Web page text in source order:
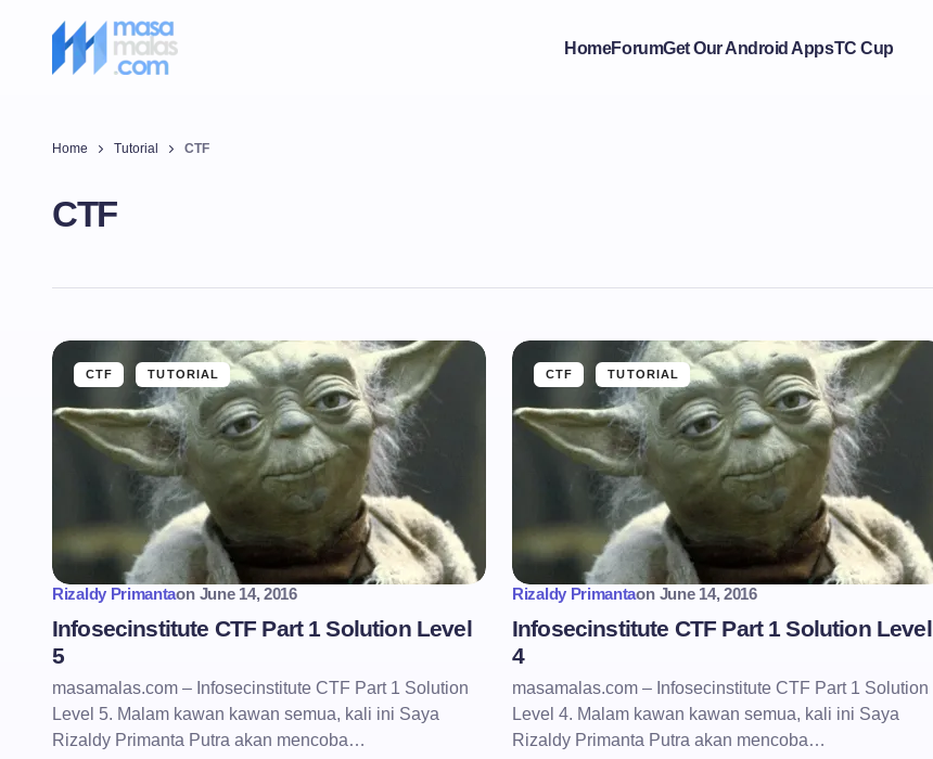
HomeForumGet Our Android AppsTC Cup
Home Tutorial CTF
CTF
CTF TUTORIAL
Rizaldy Primantaon June 14, 2016
Infosecinstitute CTF Part 1 Solution Level
5
masamalas.com – Infosecinstitute CTF Part 1 Solution
Level 5. Malam kawan kawan semua, kali ini Saya
Rizaldy Primanta Putra akan mencoba…
CTF TUTORIAL
Rizaldy Primantaon June 14, 2016
Infosecinstitute CTF Part 1 Solution Level
4
masamalas.com – Infosecinstitute CTF Part 1 Solution
Level 4. Malam kawan kawan semua, kali ini Saya
Rizaldy Primanta Putra akan mencoba…